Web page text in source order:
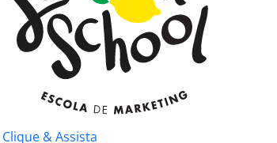
Clique & Assista